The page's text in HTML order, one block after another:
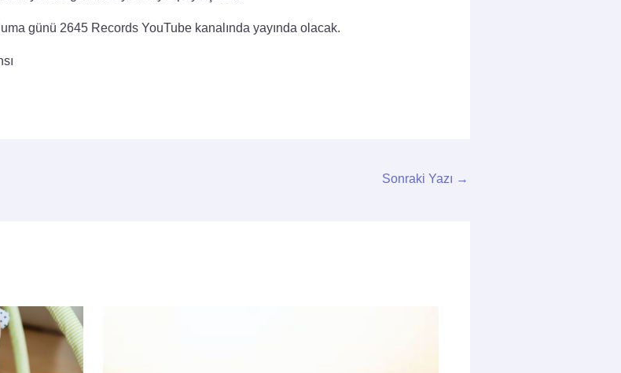
günü 2645 Records YouTube kanalında yayında olacak.
Sonraki Yazı →